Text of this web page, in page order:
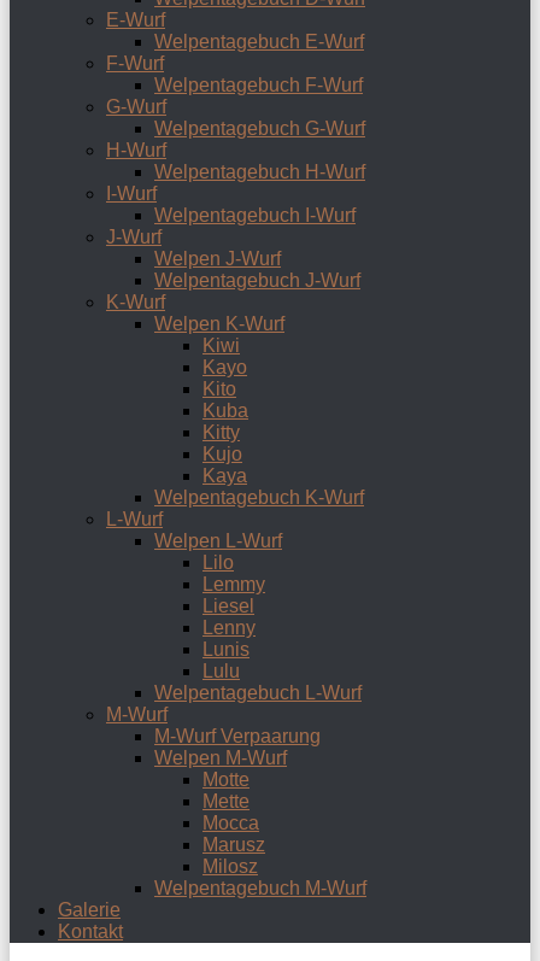
E-Wurf
Welpentagebuch E-Wurf
F-Wurf
Welpentagebuch F-Wurf
G-Wurf
Welpentagebuch G-Wurf
H-Wurf
Welpentagebuch H-Wurf
I-Wurf
Welpentagebuch I-Wurf
J-Wurf
Welpen J-Wurf
Welpentagebuch J-Wurf
K-Wurf
Welpen K-Wurf
Kiwi
Kayo
Kito
Kuba
Kitty
Kujo
Kaya
Welpentagebuch K-Wurf
L-Wurf
Welpen L-Wurf
Lilo
Lemmy
Liesel
Lenny
Lunis
Lulu
Welpentagebuch L-Wurf
M-Wurf
M-Wurf Verpaarung
Welpen M-Wurf
Motte
Mette
Mocca
Marusz
Milosz
Welpentagebuch M-Wurf
Galerie
Kontakt